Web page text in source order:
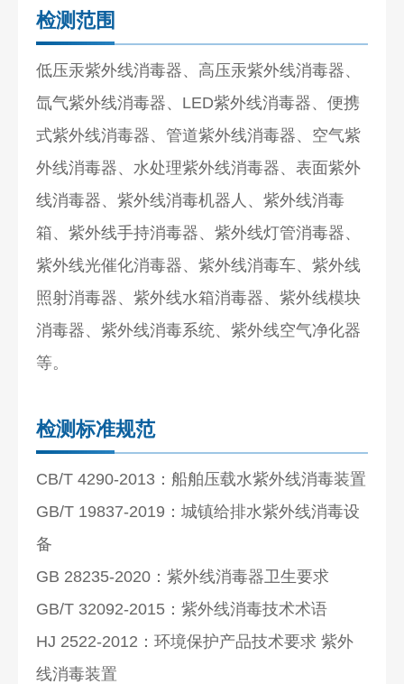
检测范围
低压汞紫外线消毒器、高压汞紫外线消毒器、
氙气紫外线消毒器、LED紫外线消毒器、便携
式紫外线消毒器、管道紫外线消毒器、空气紫
外线消毒器、水处理紫外线消毒器、表面紫外
线消毒器、紫外线消毒机器人、紫外线消毒
箱、紫外线手持消毒器、紫外线灯管消毒器、
紫外线光催化消毒器、紫外线消毒车、紫外线
照射消毒器、紫外线水箱消毒器、紫外线模块
消毒器、紫外线消毒系统、紫外线空气净化器
等。
检测标准规范
CB/T 4290-2013：船舶压载水紫外线消毒装置
GB/T 19837-2019：城镇给排水紫外线消毒设
备
GB 28235-2020：紫外线消毒器卫生要求
GB/T 32092-2015：紫外线消毒技术术语
HJ 2522-2012：环境保护产品技术要求 紫外
线消毒装置